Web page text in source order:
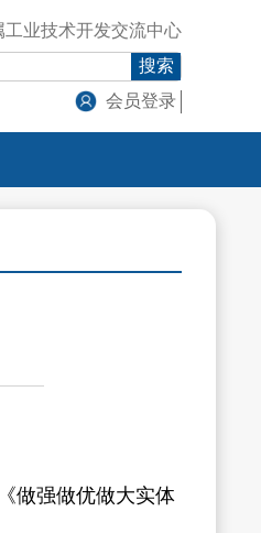
工业技术开发交流中心
搜索
会员登录
做强做优做大实体